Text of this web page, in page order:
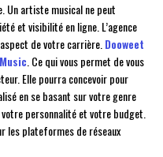
Un artiste musical ne peut
et visibilité en ligne. L’agence
de votre carrière. Dooweet
. Ce qui vous permet de vous
Elle pourra concevoir pour
en se basant sur votre genre
personnalité et votre budget.
les plateformes de réseaux